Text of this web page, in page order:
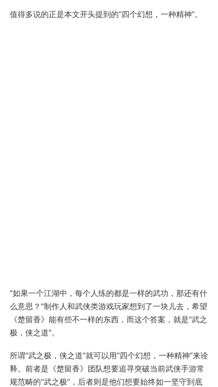
值得多说的正是本文开头提到的“四个幻想，一种精神”。
“如果一个江湖中，每个人练的都是一样的武功，那还有什
么意思？”制作人和武侠类游戏玩家想到了一块儿去，希望
《楚留香》能有些不一样的东西，而这个答案，就是“武之
极，侠之道”。
所谓“武之极，侠之道”就可以用“四个幻想，一种精神”来诠
释。前者是《楚留香》团队想要追寻突破当前武侠手游常
规范畴的“武之极”，后者则是他们想要始终如一坚守到底